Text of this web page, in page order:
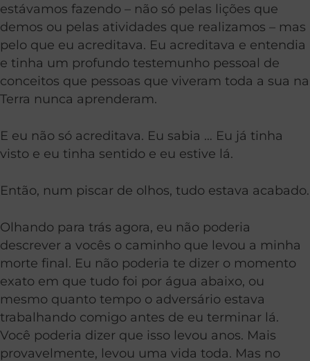
estávamos fazendo – não só pelas lições que
demos ou pelas atividades que realizamos – mas
pelo que eu acreditava. Eu acreditava e entendia
e tinha um profundo testemunho pessoal de
conceitos que pessoas que viveram toda a sua na
Terra nunca aprenderam.
E eu não só acreditava. Eu sabia … Eu já tinha
visto e eu tinha sentido e eu estive lá.
Então, num piscar de olhos, tudo estava acabado.
Olhando para trás agora, eu não poderia
descrever a vocês o caminho que levou a minha
morte final. Eu não poderia te dizer o momento
exato em que tudo foi por água abaixo, ou
mesmo quanto tempo o adversário estava
trabalhando comigo antes de eu terminar lá.
Você poderia dizer que isso levou anos. Mais
provavelmente, levou uma vida toda. Mas no